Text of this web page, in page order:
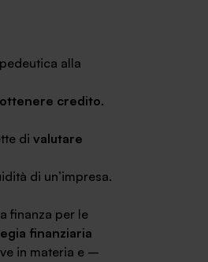
alla
ottenere credito.
di valutare
di un’impresa.
finanza per le
finanziaria
in materia e –